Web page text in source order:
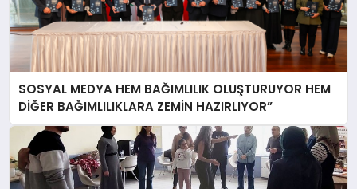
SOSYAL MEDYA HEM BAĞIMLILIK OLUŞTURUYOR HEM
DİĞER BAĞIMLILIKLARA ZEMİN HAZIRLIYOR”